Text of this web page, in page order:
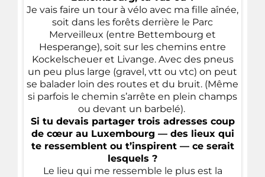
Je vais faire un tour à vélo avec ma fille aînée,
soit dans les forêts derrière le Parc
Merveilleux (entre Bettembourg et
Hesperange), soit sur les chemins entre
Kockelscheuer et Livange.Avec des pneus
un peu plus large (gravel, vtt ou vtc) on peut
se balader loin des routes et du bruit. (Même
si parfois le chemin s’arrête en plein champs
ou devant un barbelé).
Si tu devais partager trois adresses coup
de cœur au Luxembourg — des lieux qui
te ressemblent ou t’inspirent — ce serait
lesquels ?
Le lieu qui me ressemble le plus est la